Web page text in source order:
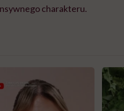
charakteru.